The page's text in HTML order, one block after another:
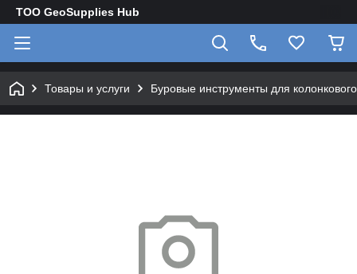
TOO GeoSupplies Hub
Товары и услуги Буровые инструменты для